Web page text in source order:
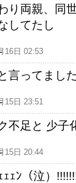
り両親、同
してたし
16日 02:53
言ってました
15日 23:51
不足と 少子
15日 20:44
ｪｪﾝ（泣）